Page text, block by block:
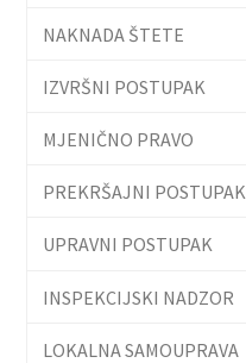
NAKNADA ŠTETE
IZVRŠNI POSTUPAK
MJENIČNO PRAVO
PREKRŠAJNI POSTUPAK
UPRAVNI POSTUPAK
INSPEKCIJSKI NADZOR
LOKALNA SAMOUPRAVA